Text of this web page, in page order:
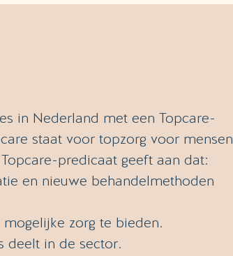
in Nederland met een Topcare-
staat voor topzorg voor mensen
predicaat geeft aan dat:
en nieuwe behandelmethoden
zorg te bieden.
deelt in de sector.